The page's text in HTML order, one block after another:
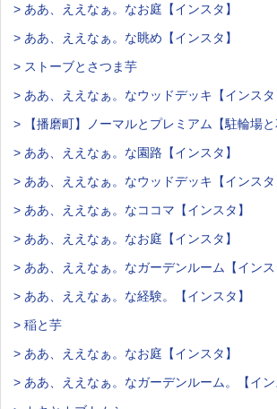
> ああ、ええなぁ。なお庭【インスタ】
> ああ、ええなぁ。な眺め【インスタ】
> ストーブとさつま芋
> ああ、ええなぁ。なウッドデッキ【インスタ
> 【播磨町】ノーマルとプレミアム【駐輪場と
> ああ、ええなぁ。な園路【インスタ】
> ああ、ええなぁ。なウッドデッキ【インスタ
> ああ、ええなぁ。なココマ【インスタ】
> ああ、ええなぁ。なお庭【インスタ】
> ああ、ええなぁ。なガーデンルーム【インス
> ああ、ええなぁ。な経験。【インスタ】
> 稲と芋
> ああ、ええなぁ。なお庭【インスタ】
> ああ、ええなぁ。なガーデンルーム。【イン